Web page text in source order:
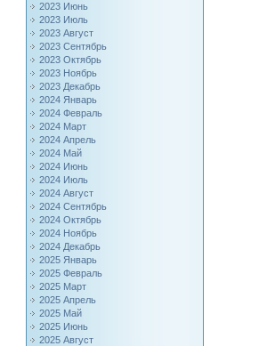
2023 Июнь
2023 Июль
2023 Август
2023 Сентябрь
2023 Октябрь
2023 Ноябрь
2023 Декабрь
2024 Январь
2024 Февраль
2024 Март
2024 Апрель
2024 Май
2024 Июнь
2024 Июль
2024 Август
2024 Сентябрь
2024 Октябрь
2024 Ноябрь
2024 Декабрь
2025 Январь
2025 Февраль
2025 Март
2025 Апрель
2025 Май
2025 Июнь
2025 Август